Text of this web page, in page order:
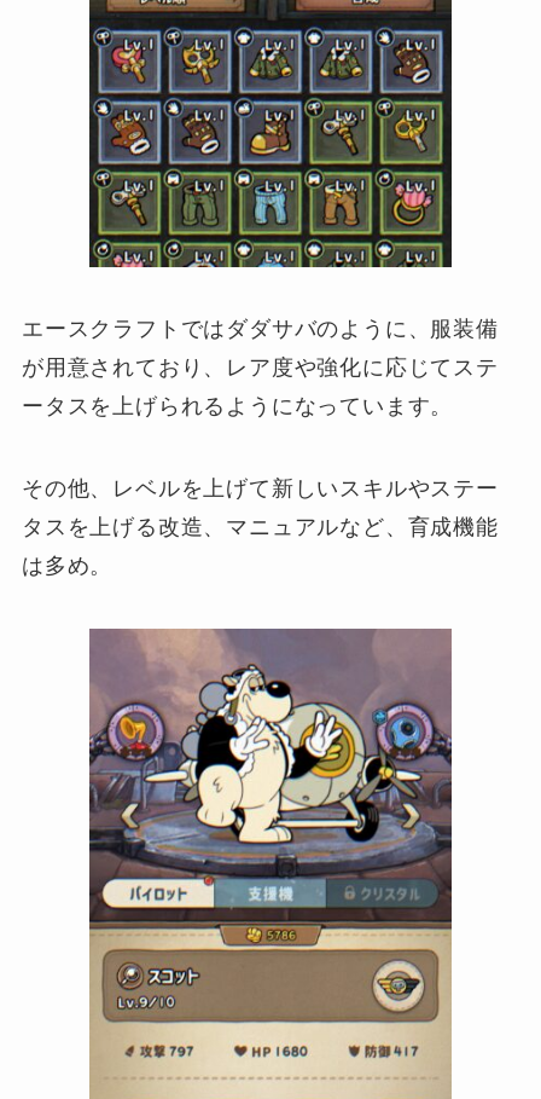
エースクラフトではダダサバのように、服装備
が用意されており、レア度や強化に応じてステ
ータスを上げられるようになっています。
その他、レベルを上げて新しいスキルやステー
タスを上げる改造、マニュアルなど、育成機能
は多め。